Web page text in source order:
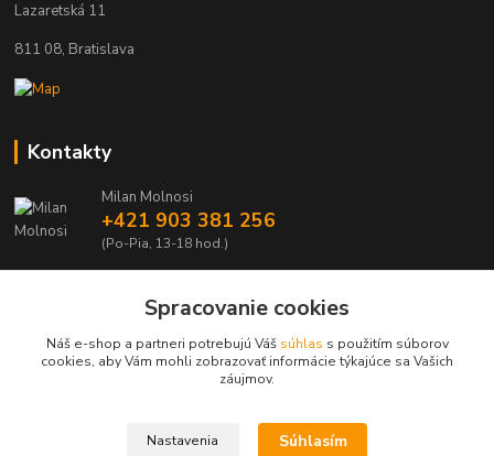
Lazaretská 11
811 08, Bratislava
Kontakty
Milan Molnosi
+421 903 381 256
(Po-Pia, 13-18 hod.)
Upravit sběr cookies.
Spracovanie cookies
Náš e-shop a partneri potrebujú Váš súhlas s použitím súborov
cookies, aby Vám mohli zobrazovať informácie týkajúce sa Vašich
záujmov.
Nastavenia Súhlasím